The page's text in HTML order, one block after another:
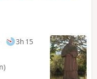
3h 15